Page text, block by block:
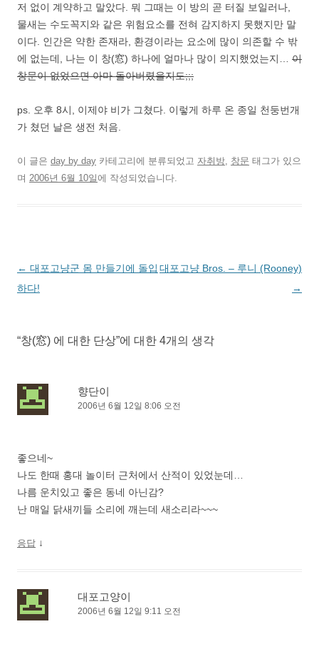
저 없이 계약하고 말았다. 뭐 그때는 이 방의 곧 터질 보일러나,
물새는 수도꼭지와 같은 위험요소를 전혀 감지하지 못했지만 말
이다. 인간은 약한 존재라, 환경이라는 요소에 많이 의존할 수 밖
에 없는데, 나는 이 창(窓) 하나에 얼마나 많이 의지했었는지… 이
창문이 없었으면 아마 돌아버렸을지도;;;
ps. 오후 8시, 이제야 비가 그쳤다. 이렇게 하루 온 종일 천둥번개
가 쳤던 날은 생전 처음.
이 글은 day by day 카테고리에 분류되었고 자취방 창문 태그가 있으
며 2006년 6월 10일에 작성되었습니다.
글
네
이
← 대포고냥군 몸 만들기에 돌입
하다!
대포고냥 Bros. – 루니 (Rooney)
→
“창(窓) 에 대한 단상”에 대한 4개의 생각
향단이
2006년 6월 12일 8:06 오전
좋으네~
나도 한때 홍대 놀이터 근처에서 산적이 있었눈데…
나름 운치있고 좋은 동네 아닌감?
난 매일 닭새끼들 소리에 깨는데 새소리라~~~
응답 ↓
대포고양이
2006년 6월 12일 9:11 오전